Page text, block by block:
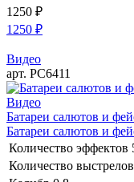
1250 ₽
1250 ₽
Видео
арт. РС6411
Видео
Батареи салютов и
Батареи салютов и
Количество эффектов
Количество выстрелов